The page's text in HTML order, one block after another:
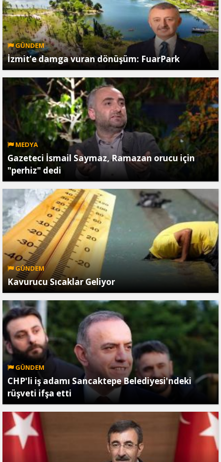
GÜNDEM
İzmit’e damga vuran dönüşüm: FuarPark
MEDYA
Gazeteci İsmail Saymaz, Ramazan orucu için
"perhiz" dedi
GÜNDEM
Kavurucu Sıcaklar Geliyor
GÜNDEM
CHP'li iş adamı Sancaktepe Belediyesi'ndeki
rüşveti ifşa etti